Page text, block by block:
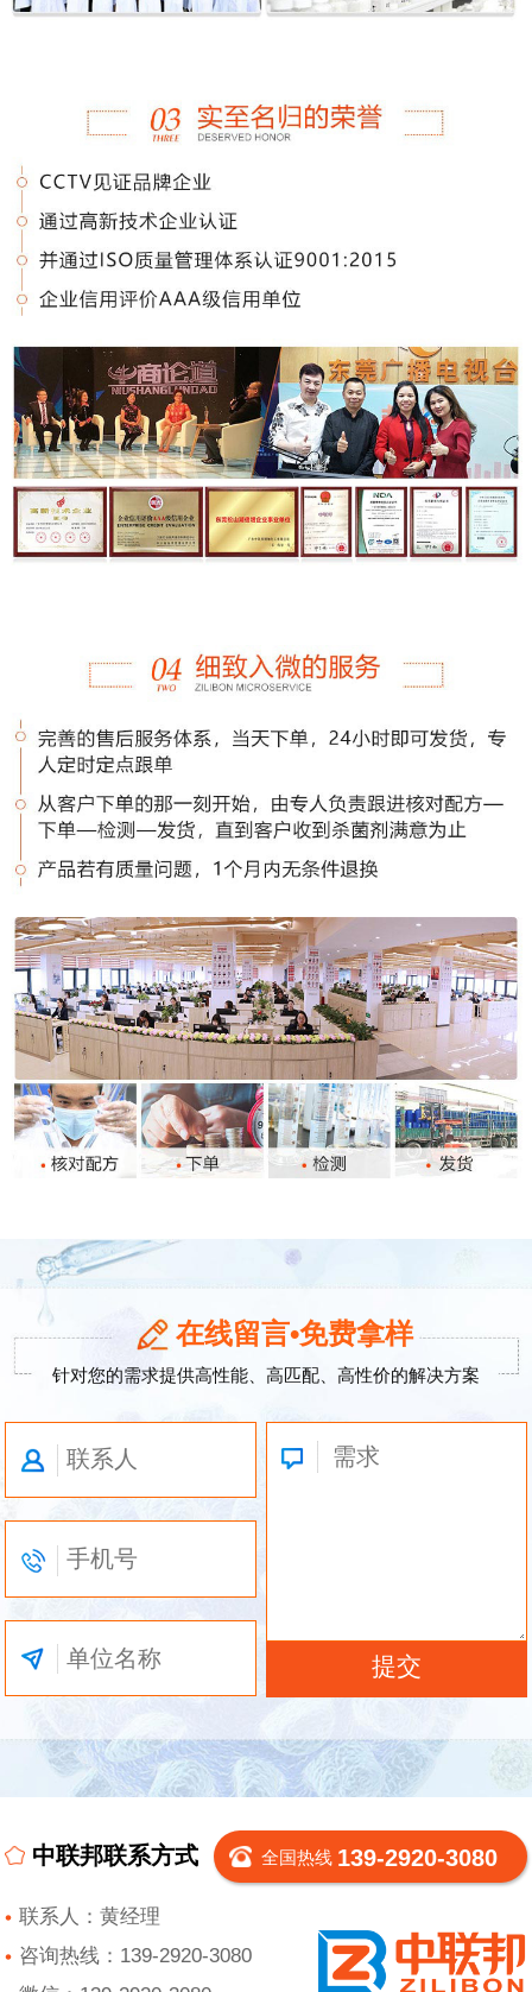
在线留言•免费拿样
针对您的需求提供高性能、高匹配、高性价的解决方案
中联邦联系方式 全国热线 139-2920-3080
联系人：黄经理
咨询热线：139-2920-3080